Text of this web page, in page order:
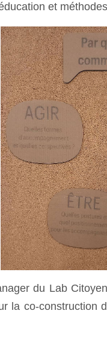
et
du Lab
la co-construction